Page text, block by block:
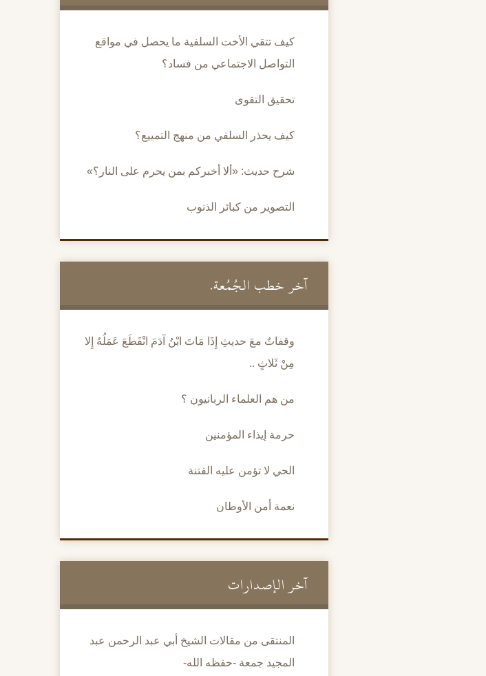
كيف تتقي الأخت السلفية ما يحصل في مواقع
التواصل الاجتماعي من فساد؟
تحقيق التقوى
كيف يحذر السلفي من منهج التمييع؟
شرح حديث: «ألا أخبركم بمن يحرم على النار؟»
التصوير من كبائر الذنوب
آخر خطب الجُمُعة.
وقفاتٌ معَ حديثِ إِذَا مَاتَ ابْنُ آدَمَ انْقَطَعَ عَمَلُهُ إِلا
مِنْ ثَلاثٍ ..
من هم العلماء الربانيون ؟
حرمة إيذاء المؤمنين
الحي لا تؤمن عليه الفتنة
نعمة أمن الأوطان
آخر الإصدارات
المنتقى من مقالات الشيخ أبي عبد الرحمن عبد
المجيد جمعة -حفظه الله-